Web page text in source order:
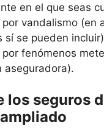
en el que seas
por vandalismo (en
sí se pueden
por fenómenos
aseguradora).
los seguros